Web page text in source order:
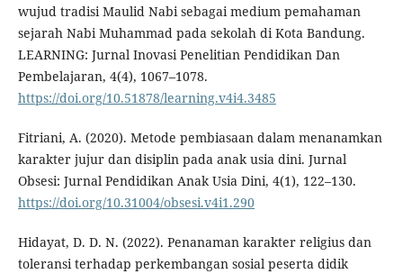
wujud tradisi Maulid Nabi sebagai medium pemahaman
sejarah Nabi Muhammad pada sekolah di Kota Bandung.
LEARNING: Jurnal Inovasi Penelitian Pendidikan Dan
Pembelajaran, 4(4), 1067–1078.
https://doi.org/10.51878/learning.v4i4.3485
Fitriani, A. (2020). Metode pembiasaan dalam menanamkan
karakter jujur dan disiplin pada anak usia dini. Jurnal
Obsesi: Jurnal Pendidikan Anak Usia Dini, 4(1), 122–130.
https://doi.org/10.31004/obsesi.v4i1.290
Hidayat, D. D. N. (2022). Penanaman karakter religius dan
toleransi terhadap perkembangan sosial peserta didik